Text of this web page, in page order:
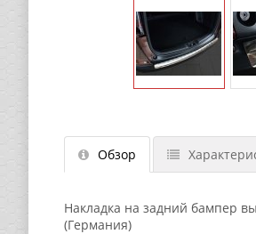
Обзор
Накладка на задний бампер
(Германия)